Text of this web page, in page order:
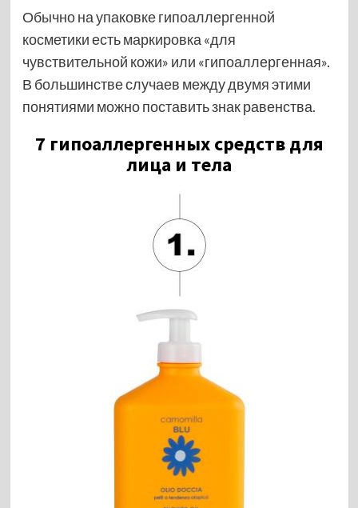
Обычно на упаковке гипоаллергенной
косметики есть маркировка «для
чувствительной кожи» или «гипоаллергенная».
В большинстве случаев между двумя этими
понятиями можно поставить знак равенства.
7 гипоаллергенных средств для
лица и тела